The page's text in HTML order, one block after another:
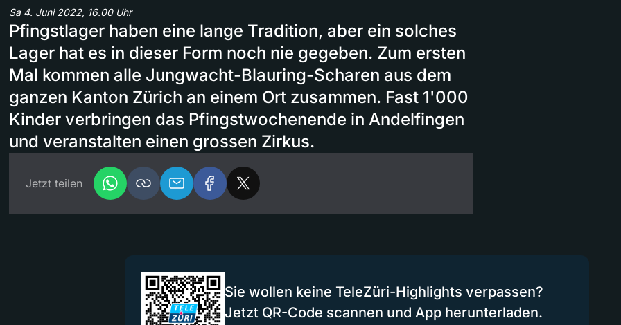
Sa 4. Juni 2022, 16.00 Uhr
Pfingstlager haben eine lange Tradition, aber ein solches
Lager hat es in dieser Form noch nie gegeben. Zum ersten
Mal kommen alle Jungwacht-Blauring-Scharen aus dem
ganzen Kanton Zürich an einem Ort zusammen. Fast 1'000
Kinder verbringen das Pfingstwochenende in Andelfingen
und veranstalten einen grossen Zirkus.
Jetzt teilen
Sie wollen keine TeleZüri-Highlights verpassen?
Jetzt QR-Code scannen und App herunterladen.